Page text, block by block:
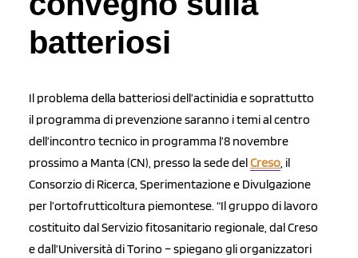
batteriosi
Il problema della batteriosi dell’actinidia e soprattutto
il programma di prevenzione saranno i temi al centro
dell’incontro tecnico in programma l’8 novembre
prossimo a Manta (CN), presso la sede delCreso, il
Consorzio di Ricerca, Sperimentazione e Divulgazione
per l’ortofrutticoltura piemontese. “Il gruppo di lavoro
costituito dal Servizio fitosanitario regionale, dal Creso
e dall’Università di Torino – spiegano gli organizzatori